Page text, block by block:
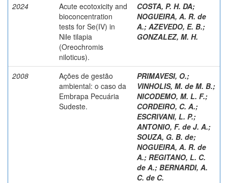
2024
Acute ecotoxicity and
bioconcentration
tests for Se(IV) in
Nile tilapia
(Oreochromis
niloticus).
COSTA, P. H. DA;
NOGUEIRA, A. R. de
A.; AZEVEDO, E. B.;
GONZALEZ, M. H.
2008
Ações de gestão
ambiental: o caso da
Embrapa Pecuária
Sudeste.
PRIMAVESI, O.;
VINHOLIS, M. de M. B.;
NICODEMO, M. L. F.;
CORDEIRO, C. A.;
ESCRIVANI, L. P.;
ANTONIO, F. de J. A.;
SOUZA, G. B. de;
NOGUEIRA, A. R. de
A.; REGITANO, L. C.
de A.; BERNARDI, A.
C. de C.